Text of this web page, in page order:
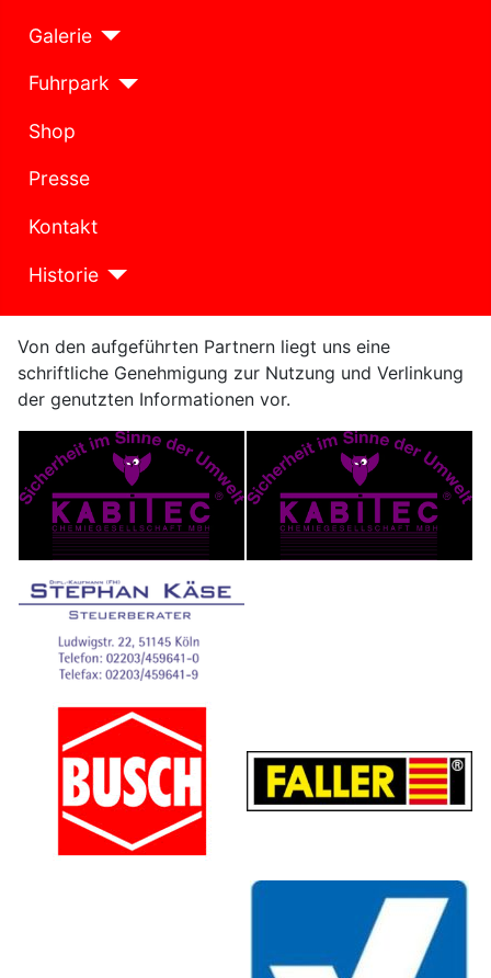
Galerie
Fuhrpark
Shop
Presse
Kontakt
Historie
Von den aufgeführten Partnern liegt uns eine
schriftliche Genehmigung zur Nutzung und Verlinkung
der genutzten Informationen vor.